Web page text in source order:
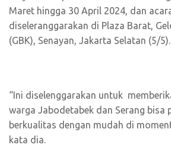
Maret hingga 30 April 2024, dan
diseleranggarakan di Plaza Barat,
(GBK), Senayan, Jakarta Selatan (5/5).
“Ini diselenggarakan untuk
warga Jabodetabek dan Serang bisa
berkualitas dengan mudah di
kata dia.